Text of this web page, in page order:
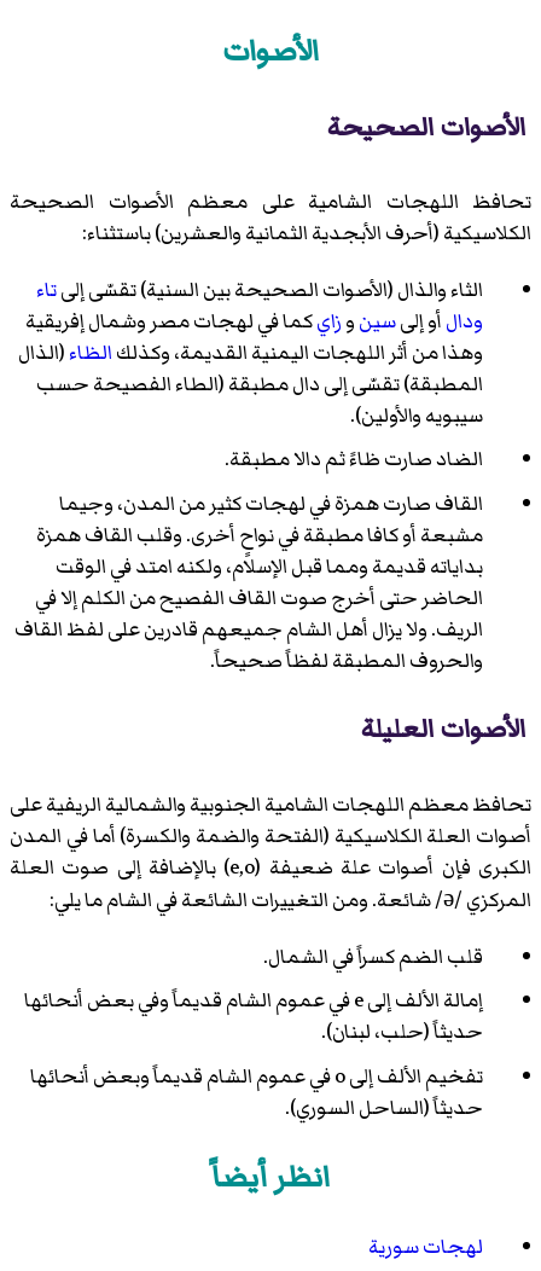
الأصوات
الأصوات الصحيحة
تحافظ اللهجات الشامية على معظم الأصوات الصحيحة
الكلاسيكية (أحرف الأبجدية الثمانية والعشرين) باستثناء:
الثاء والذال (الأصوات الصحيحة بين السنية) تقسّى إلىتاء
ودالأو إلىسينوزايكما في لهجات مصر وشمال إفريقية
وهذا من أثر اللهجات اليمنية القديمة، وكذلكالظاء(الذال
المطبقة) تقسّى إلى دال مطبقة (الطاء الفصيحة حسب
سيبويه والأولين).
الضاد صارت ظاءً ثم دالا مطبقة.
القاف صارت همزة في لهجات كثير من المدن، وجيما
مشبعة أو كافا مطبقة في نواحٍ أخرى. وقلب القاف همزة
بداياته قديمة ومما قبل الإسلام، ولكنه امتد في الوقت
الحاضر حتى أخرج صوت القاف الفصيح من الكلم إلا في
الريف. ولا يزال أهل الشام جميعهم قادرين على لفظ القاف
والحروف المطبقة لفظاً صحيحاً.
الأصوات العليلة
تحافظ معظم اللهجات الشامية الجنوبية والشمالية الريفية على
أصوات العلة الكلاسيكية (الفتحة والضمة والكسرة) أما في المدن
الكبرى فإن أصوات علة ضعيفة (e,o) بالإضافة إلى صوت العلة
المركزي /ə/ شائعة. ومن التغييرات الشائعة في الشام ما يلي:
قلب الضم كسراً في الشمال.
إمالة الألف إلى e في عموم الشام قديماً وفي بعض أنحائها
حديثاً (حلب، لبنان).
تفخيم الألف إلى o في عموم الشام قديماً وبعض أنحائها
حديثاً (الساحل السوري).
انظر أيضاً
لهجات سورية